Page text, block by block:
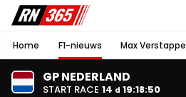
Home F1-nieuws Max
GP NEDERLAND
START RACE 14 d 19:18:49